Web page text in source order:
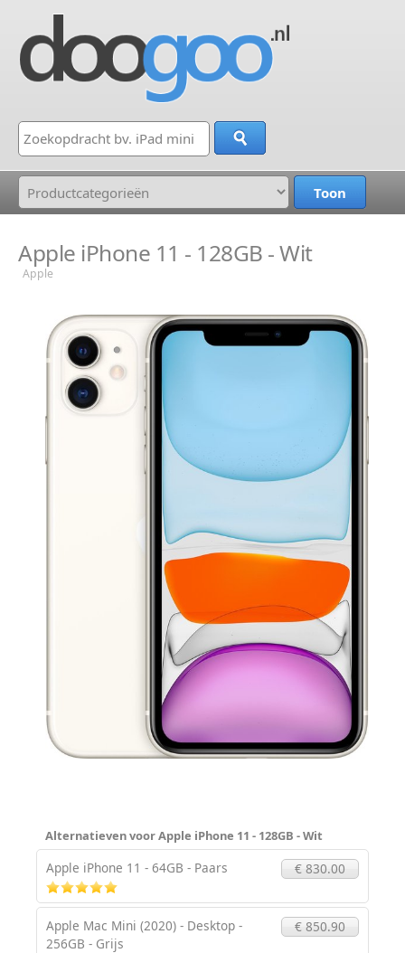
Apple iPhone 11 - 128GB - Wit
Apple
Alternatieven voor Apple iPhone 11 - 128GB - Wit
Apple iPhone 11 - 64GB - Paars € 830.00
Apple Mac Mini (2020) - Desktop -
256GB - Grijs
€ 850.90